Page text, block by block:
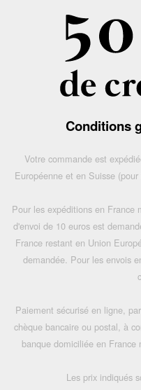
Conditions
Votre commande est
Européenne et en Suisse
Pour les expéditions en France
d'envoi de 10 euros est
France restant en Union
demandée. Pour les envois
Paiement sécurisé en ligne,
chèque bancaire ou postal, à
banque domiciliée en
Les prix indiqués